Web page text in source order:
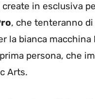
in esclusiva
, che tenteranno di
la bianca macchina
persona, che
Arts.